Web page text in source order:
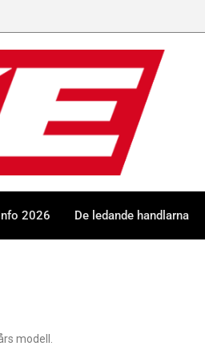
2026 De ledande handlarna
modell.